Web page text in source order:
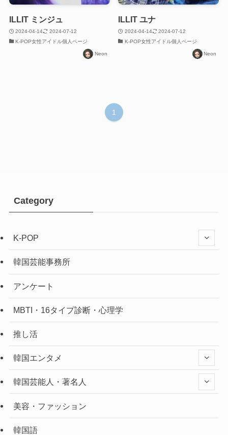
ILLIT ミンジュ
2024-04-14
2024-07-12
K-POP女性アイドル個人ページ
Neon
ILLIT ユナ
2024-04-14
2024-07-12
K-POP女性アイドル個人ページ
Neon
1
Category
K-POP
韓国芸能事務所
アンケート
MBTI・16タイプ診断・心理学
推し活
韓国エンタメ
韓国芸能人・著名人
美容・ファッション
韓国語